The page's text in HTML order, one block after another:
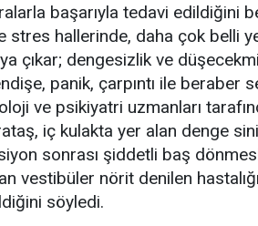
başarıyla tedavi edildiğini
stres hallerinde, daha çok belli
çıkar; dengesizlik ve
panik, çarpıntı ile beraber
ve psikiyatri uzmanları
iç kulakta yer alan denge
sonrası şiddetli baş
vestibüler nörit denilen
söyledi.